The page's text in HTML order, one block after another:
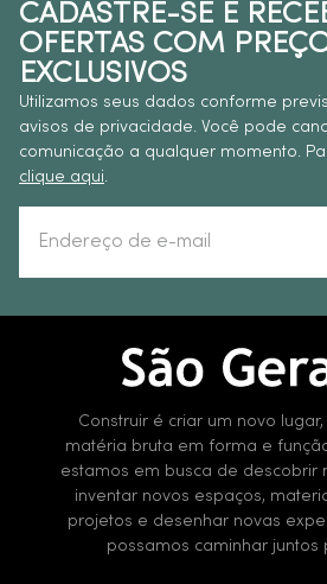
CADASTRE-SE E
OFERTAS COM
EXCLUSIVOS
Utilizamos seus dados conforme
avisos de privacidade. Você pode
comunicação a qualquer momento.
clique aqui.
Construir é criar um novo
matéria bruta em forma e
estamos em busca de descobrir
inventar novos espaços,
projetos e desenhar novas
possamos caminhar juntos